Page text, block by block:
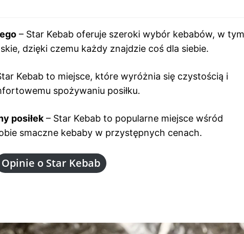
– Star Kebab oferuje szeroki wybór kebabów, w tym
dzięki czemu każdy znajdzie coś dla siebie.
Kebab to miejsce, które wyróżnia się czystością i
spożywaniu posiłku.
posiłek – Star Kebab to popularne miejsce wśród
smaczne kebaby w przystępnych cenach.
Opinie o Star Kebab